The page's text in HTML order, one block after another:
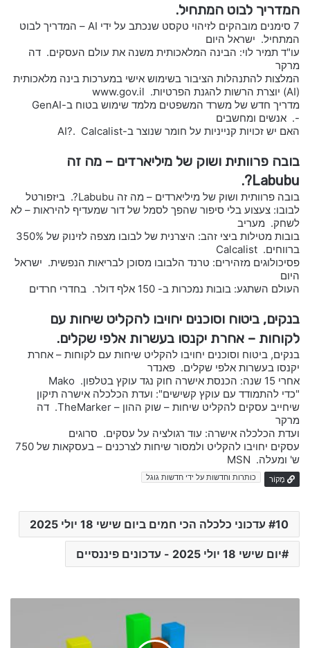
המדריך לבוט המתחיל.
7 סימנים מובהקים לזיהוי טקסט שנכתב על ידי AI – המדריך לבוט
המתחיל. ישראל היום
עו"ד תמיר לוי: הבינה המלאכותית משנה את עולם העסקים. דה
מרקר
המלצות להתנהלות הציבור בשימוש אישי במערכות בינה מלאכותית
(AI) יוצרת הרשות להגנת הפרטיות. www.gov.il
מדריך חדש של משרד המשפטים מלמד שימוש בטוח ב-GenAI
-. אנשים ומחשבים
האם יש זכויות קנייניות על חומר שנוצר ב-AI?. Calcalist
בובה פרוותית ושוק של מיליארדים – מה זה
Labubu?.
בובה פרוותית ושוק של מיליארדים – מה זה Labubu?. ביזפורטל
לבובו: צעצוע בלי סיפור שהפך לסמל של דור שמעדיף להיראות – לא
לשחק. מעריב
בובות מטילות ביצי זהב: היצרנית של לבובו מצפה לזינוק של 350%
ברווחים. Calcalist
פסיכולוגים מזהירים: טרנד הלבובו מסוכן לבריאות הנפשית. ישראל
היום
העולם השתגע: בובות נמכרות ב- 150 אלף דולר. בחדרי חרדים
בנקים, ביטוח וסוכנים יחויבו להקליט שיחות עם
לקוחות – אחרת יקנסו בעשרות אלפי שקלים.
בנקים, ביטוח וסוכנים יחויבו להקליט שיחות עם לקוחות – אחרת
יקנסו בעשרות אלפי שקלים. פאנדר
אחרי 15 שנה: הכנסת אישרה חוק נגד עוקץ בטלפון. Mako
"כדי להתמודד עם עוקץ קשישים": ועדת הכלכלה אישרה תיקון
שיחייב עסקים להקליט שיחות – שוק ההון – TheMarker. דה
מרקר
ועדת הכלכלה אישרה: עוד רגולציה על עסקים. סרוגים
עסקים יחויבו להקליט ולמסור שיחות לצרכנים – בעסקאות של 750
ש' ומעלה. MSN
מָקוֹר כותרות וחדשות על ידי חדשות גוגל
10 עדכוני כלכלה הכי חמים ביום שישי 18 יולי 2025
יום שישי 18 יולי 2025 - עדכונים פיננסיים